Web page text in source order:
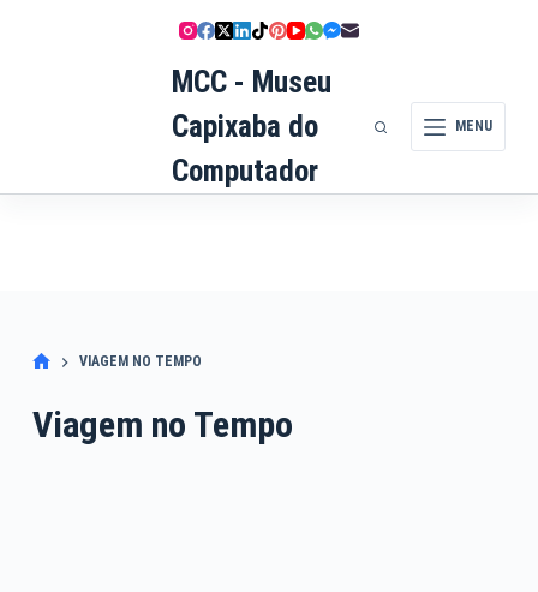
MCC - Museu
Capixaba do
Computador
MENU
VIAGEM NO TEMPO
Viagem no Tempo